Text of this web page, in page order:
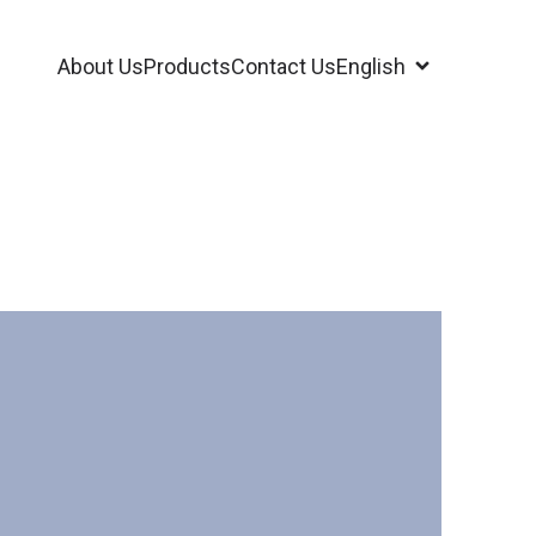
About UsProductsContact UsEnglish